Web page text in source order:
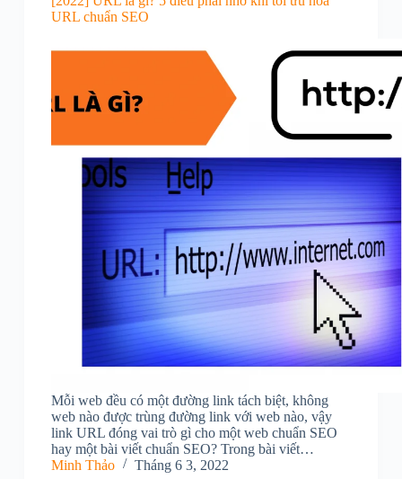
URL chuẩn SEO
Mỗi web đều có một đường link tách biệt, không
web nào được trùng đường link với web nào, vậy
link URL đóng vai trò gì cho một web chuẩn SEO
hay một bài viết chuẩn SEO? Trong bài viết…
Minh Thảo
Tháng 6 3, 2022